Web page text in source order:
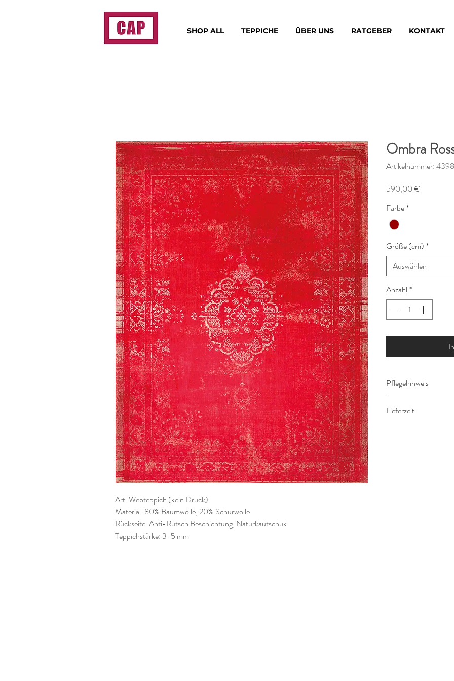
SHOP ALL TEPPICHE ÜBER UNS RATGEBER KONTAKT
Art: Webteppich (kein Druck)
Material: 80% Baumwolle, 20% Schurwolle
Rückseite: Anti-Rutsch Beschichtung, Naturkautschuk
Teppichstärke: 3-5 mm
Ombra
Artikelnummer: 4398
590,00 €
Farbe*
Größe (cm) *
Auswählen
Anzahl *
Pflegehinweis
Lieferzeit